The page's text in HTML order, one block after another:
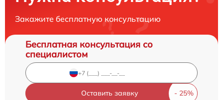
Закажите бесплатную консультацию
Бесплатная консультация со
специалистом
Оставить заявку